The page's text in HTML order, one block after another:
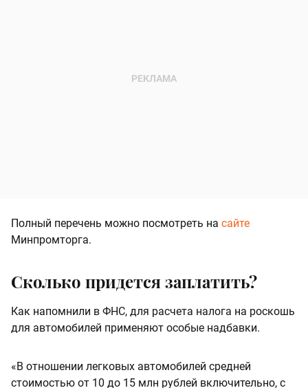
Полный перечень можно посмотреть на сайте
Минпромторга.
Сколько придется заплатить?
Как напомнили в ФНС, для расчета налога на роскошь
для автомобилей применяют особые надбавки.
«В отношении легковых автомобилей средней
стоимостью от 10 до 15 млн рублей включительно, с